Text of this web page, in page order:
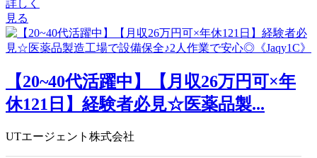
詳しく
見る
【20~40代活躍中】【月収26万円可×年
休121日】経験者必見☆医薬品製...
UTエージェント株式会社